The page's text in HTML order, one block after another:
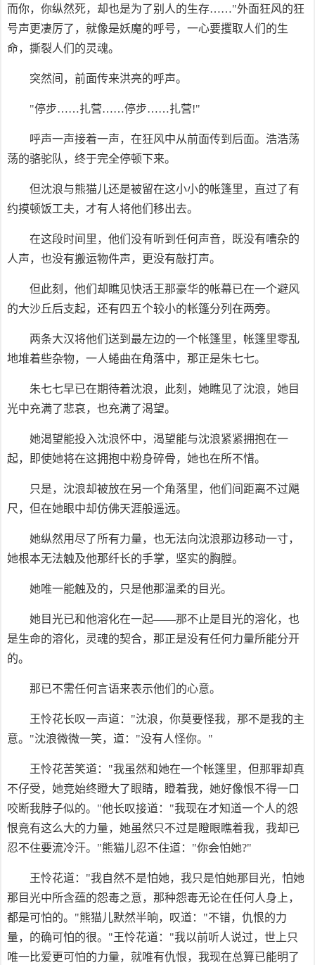
而你，你纵然死，却也是为了别人的生存……"外面狂风的狂
号声更凄厉了，就像是妖魔的呼号，一心要攫取人们的生
命，撕裂人们的灵魂。
突然间，前面传来洪亮的呼声。
"停步……扎营……停步……扎营!"
呼声一声接着一声，在狂风中从前面传到后面。浩浩荡
荡的骆驼队，终于完全停顿下来。
但沈浪与熊猫儿还是被留在这小小的帐篷里，直过了有
约摸顿饭工夫，才有人将他们移出去。
在这段时间里，他们没有听到任何声音，既没有嘈杂的
人声，也没有搬运物件声，更没有敲打声。
但此刻，他们却瞧见快活王那豪华的帐幕已在一个避风
的大沙丘后支起，还有四五个较小的帐篷分列在两旁。
两条大汉将他们送到最左边的一个帐篷里，帐篷里零乱
地堆着些杂物，一人蜷曲在角落中，那正是朱七七。
朱七七早已在期待着沈浪，此刻，她瞧见了沈浪，她目
光中充满了悲哀，也充满了渴望。
她渴望能投入沈浪怀中，渴望能与沈浪紧紧拥抱在一
起，即使她将在这拥抱中粉身碎骨，她也在所不惜。
只是，沈浪却被放在另一个角落里，他们间距离不过飓
尺，但在她眼中却仿佛天涯般遥远。
她纵然用尽了所有力量，也无法向沈浪那边移动一寸，
她根本无法触及他那纤长的手掌，坚实的胸膛。
她唯一能触及的，只是他那温柔的目光。
她目光已和他溶化在一起——那不止是目光的溶化，也
是生命的溶化，灵魂的契合，那正是没有任何力量所能分开
的。
那已不需任何言语来表示他们的心意。
王怜花长叹一声道："沈浪，你莫要怪我，那不是我的主
意。"沈浪微微一笑，道："没有人怪你。"
王怜花苦笑道："我虽然和她在一个帐篷里，但那罪却真
不仔受，她竞始终瞪大了眼睛，瞪着我，她好像恨不得一口
咬断我脖子似的。"他长叹接道："我现在才知道一个人的怨
恨竟有这么大的力量，她虽然只不过是瞪眼瞧着我，我却已
忍不住要流冷汗。"熊猫儿忍不住道："你会怕她?"
王怜花道："我自然不是怕她，我只是怕她那目光，怕她
那目光中所含蕴的怨毒之意，那种怨毒无论在任何人身上，
都是可怕的。"熊猫儿默然半晌，叹道："不错，仇恨的力
量，的确可怕的很。"王怜花道："我以前听人说过，世上只
唯一比爱更可怕的力量，就唯有仇恨，我现在总算已能明了